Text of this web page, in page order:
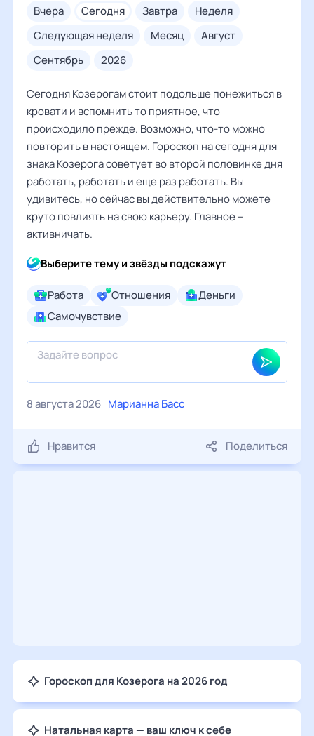
вчера сегодня завтра
неделя
следующая неделя
месяц
август
сентябрь
2026
Сегодня Козерогам стоит подольше понежиться в
кровати и вспомнить то приятное, что
происходило прежде. Возможно, что-то можно
повторить в настоящем. Гороскоп на сегодня для
знака Козерога советует во второй половинке дня
работать, работать и еще раз работать. Вы
удивитесь, но сейчас вы действительно можете
круто повлиять на свою карьеру. Главное –
активничать.
Выберите тему и звёзды подскажут
Работа Отношения
Деньги
Самочувствие
8 августа 2026 Марианна Басс
Нравится Поделиться
Гороскоп для Козерога на 2026 год
Натальная карта — ваш ключ к себе